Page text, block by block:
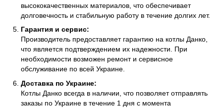
высококачественных материалов, что обеспечивает
долговечность и стабильную работу в течение долгих лет.
Гарантия и сервис:
Производитель предоставляет гарантию на котлы Данко,
что является подтверждением их надежности. При
необходимости возможен ремонт и сервисное
обслуживание по всей Украине.
Доставка по Украине:
Котлы Данко всегда в наличии, что позволяет отправлять
заказы по Украине в течение 1 дня с момента